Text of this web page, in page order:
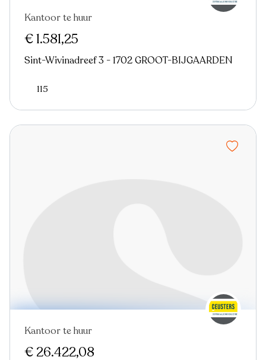
Kantoor te huur
€ 1.581,25
Sint-Wivinadreef 3 - 1702 GROOT-BIJGAARDEN
115
Kantoor te huur
€ 26.422,08